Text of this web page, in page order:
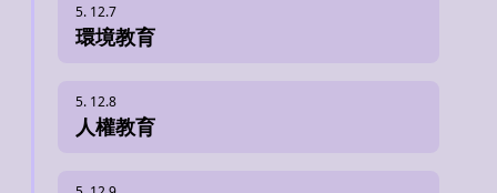
環境教育
人權教育